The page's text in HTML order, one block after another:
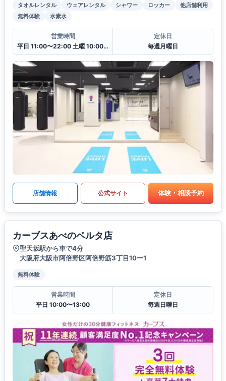
タオルレンタル ウェアレンタル シャワー ロッカー
他店舗利用
無料体験
水素水
営業時間
平日 11:00〜22:00 土曜 10:00〜20:00 日・祝 10:00〜18:00
定休日
毎週月曜日
店舗情報 公式サイト 体験・相談予約
カーブスあべのベルタ店
聖天坂駅から車で4分
大阪府大阪市阿倍野区阿倍野筋3丁目10ー1
無料体験
営業時間
平日 10:00〜13:00
定休日
毎週日曜日